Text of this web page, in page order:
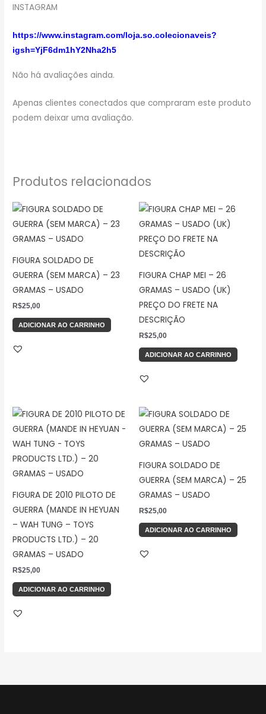
INSTAGRAM
https://www.instagram.com/loja.so.colecionaveis?
igsh=YjF6dm1hY2Nha2h5
Não há avaliações ainda.
Apenas clientes conectados que compraram este produto
podem deixar uma avaliação.
Produtos relacionados
FIGURA SOLDADO DE
GUERRA (SEM MARCA) – 23
GRAMAS – USADO
R$25,00
ADICIONAR AO CARRINHO
FIGURA CHAP MEI – 26
GRAMAS – USADO (UK)
PREÇO DO FRETE NA
DESCRIÇÃO
R$25,00
ADICIONAR AO CARRINHO
FIGURA DE 2010 PILOTO DE
GUERRA (MANDE IN HEYUAN
– WAH TUNG – TOYS
PRODUCTS LTD.) – 20
GRAMAS – USADO
R$25,00
ADICIONAR AO CARRINHO
FIGURA SOLDADO DE
GUERRA (SEM MARCA) – 25
GRAMAS – USADO
R$25,00
ADICIONAR AO CARRINHO